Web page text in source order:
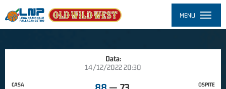
MENU
Data:
14/12/2022 20:30
CASA OSPITE